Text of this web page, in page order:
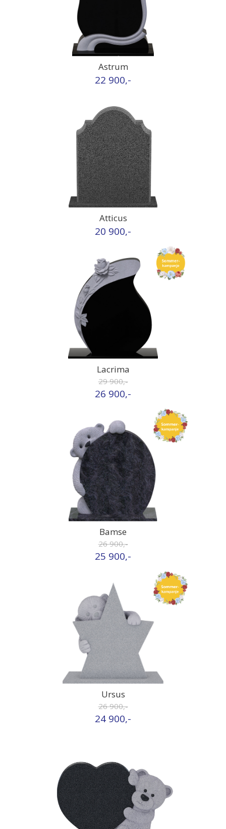
Astrum
22 900,-
Atticus
20 900,-
Lacrima
29 900,-
26 900,-
Bamse
26 900,-
25 900,-
Ursus
26 900,-
24 900,-